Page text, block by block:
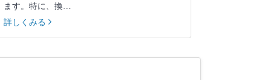
ます。特に、換…
詳しくみる